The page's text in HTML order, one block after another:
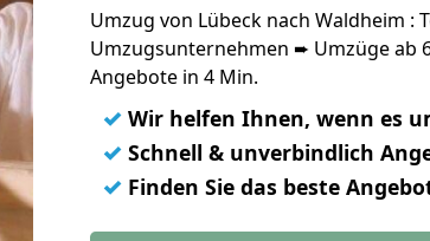
Umzug von Lübeck nach Waldheim :
Umzugsunternehmen ➨ Umzüge ab
Angebote in 4 Min.
✓ Wir helfen Ihnen, wenn es
✓ Schnell & unverbindlich
✓ Finden Sie das beste